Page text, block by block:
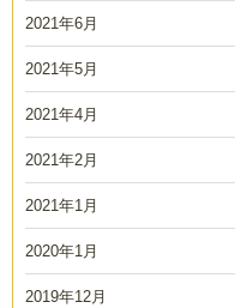
2021年6月
2021年5月
2021年4月
2021年2月
2021年1月
2020年1月
2019年12月